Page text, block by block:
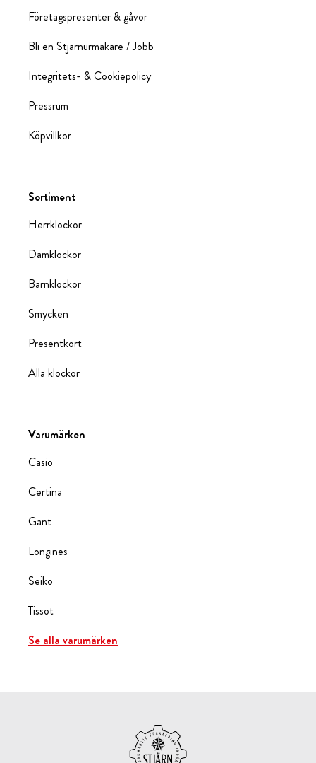
Företagspresenter & gåvor
Bli en Stjärnurmakare / Jobb
Integritets- & Cookiepolicy
Pressrum
Köpvillkor
Sortiment
Herrklockor
Damklockor
Barnklockor
Smycken
Presentkort
Alla klockor
Varumärken
Casio
Certina
Gant
Longines
Seiko
Tissot
Se alla varumärken